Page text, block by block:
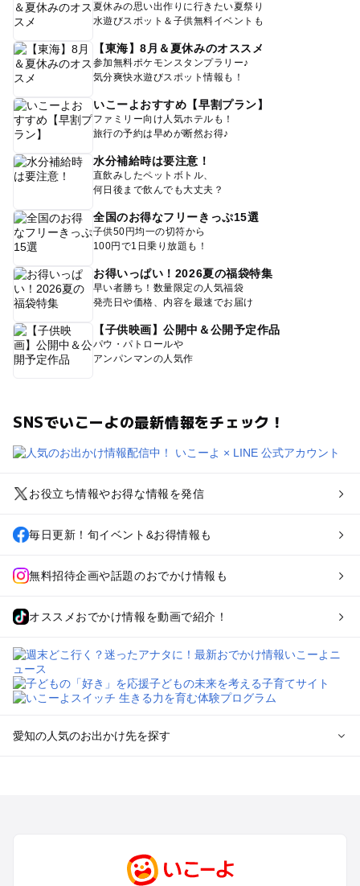
夏休みの思い出作りに行きたい夏祭り
水遊びスポット＆子供無料イベントも
【東海】8月＆夏休みのオススメ
参加無料ポケモンスタンプラリー♪
気分爽快水遊びスポット情報も！
いこーよおすすめ【早割プラン】
ファミリー向け人気ホテルも！
旅行の予約は早めが断然お得♪
水分補給時は要注意！
直飲みしたペットボトル、
何日後まで飲んでも大丈夫？
全国のお得なフリーきっぷ15選
子供50円均一の切符から
100円で1日乗り放題も！
お得いっぱい！2026夏の福袋特集
早い者勝ち！数量限定の人気福袋
発売日や価格、内容を最速でお届け
【子供映画】公開中＆公開予定作品
パウ・パトロールや
アンパンマンの人気作
SNSでいこーよの最新情報をチェック！
お役立ち情報やお得な情報を発信
毎日更新！旬イベント&お得情報も
無料招待企画や話題のおでかけ情報も
オススメおでかけ情報を動画で紹介！
愛知の人気のお出かけ先を探す
犬山・一宮・小牧・瀬戸・各務原・尾張のプールお出かけ